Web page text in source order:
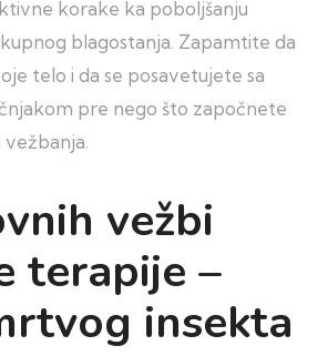
korake ka poboljšanju
blagostanja. Zapamtite da
telo i da se posavetujete sa
pre nego što započnete
vežbi
terapije –
insekta